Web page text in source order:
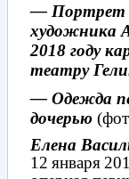
— Портрет
художника
2018 году
театру
— Одежда
дочерью
Елена
12 января